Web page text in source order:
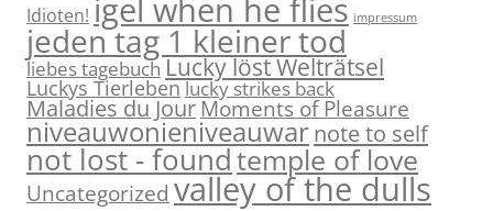
Idioten! igel when he flies impressum
jeden tag 1 kleiner tod
liebes tagebuch Lucky löst Welträtsel
Luckys Tierlebenlucky strikes back
Maladies du Jour Moments of Pleasure
niveauwonieniveauwarnote to self
not lost - foundtemple of love
Uncategorized valley of the dulls